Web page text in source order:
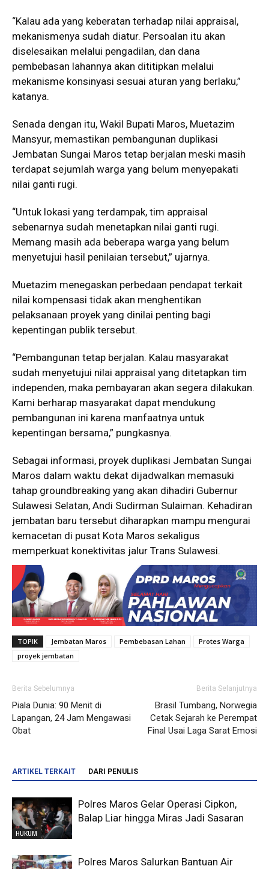
“Kalau ada yang keberatan terhadap nilai appraisal,
mekanismenya sudah diatur. Persoalan itu akan
diselesaikan melalui pengadilan, dan dana
pembebasan lahannya akan dititipkan melalui
mekanisme konsinyasi sesuai aturan yang berlaku,”
katanya.
Senada dengan itu, Wakil Bupati Maros, Muetazim
Mansyur, memastikan pembangunan duplikasi
Jembatan Sungai Maros tetap berjalan meski masih
terdapat sejumlah warga yang belum menyepakati
nilai ganti rugi.
“Untuk lokasi yang terdampak, tim appraisal
sebenarnya sudah menetapkan nilai ganti rugi.
Memang masih ada beberapa warga yang belum
menyetujui hasil penilaian tersebut,” ujarnya.
Muetazim menegaskan perbedaan pendapat terkait
nilai kompensasi tidak akan menghentikan
pelaksanaan proyek yang dinilai penting bagi
kepentingan publik tersebut.
“Pembangunan tetap berjalan. Kalau masyarakat
sudah menyetujui nilai appraisal yang ditetapkan tim
independen, maka pembayaran akan segera dilakukan.
Kami berharap masyarakat dapat mendukung
pembangunan ini karena manfaatnya untuk
kepentingan bersama,” pungkasnya.
Sebagai informasi, proyek duplikasi Jembatan Sungai
Maros dalam waktu dekat dijadwalkan memasuki
tahap groundbreaking yang akan dihadiri Gubernur
Sulawesi Selatan, Andi Sudirman Sulaiman. Kehadiran
jembatan baru tersebut diharapkan mampu mengurai
kemacetan di pusat Kota Maros sekaligus
memperkuat konektivitas jalur Trans Sulawesi.
TOPIK Jembatan Maros Pembebasan Lahan
Protes Warga
proyek jembatan
Berita Sebelumnya
Piala Dunia: 90 Menit di
Lapangan, 24 Jam Mengawasi
Obat
Berita Selanjutnya
Brasil Tumbang, Norwegia
Cetak Sejarah ke Perempat
Final Usai Laga Sarat Emosi
ARTIKEL TERKAIT DARI PENULIS
HUKUM
Polres Maros Gelar Operasi Cipkon,
Balap Liar hingga Miras Jadi Sasaran
Polres Maros Salurkan Bantuan Air